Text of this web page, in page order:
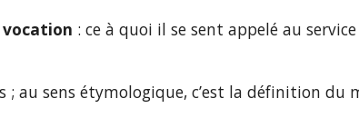
vocation : ce à quoi il se sent appelé au
; au sens étymologique, c’est la définition du